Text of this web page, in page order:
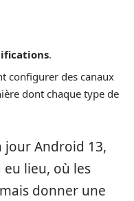
.
configurer des canaux
dont chaque type de
jour Android 13,
lieu, où les
donner une